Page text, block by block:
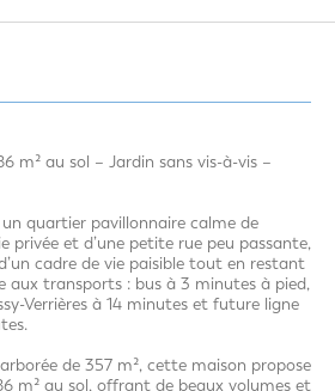
m² au sol – Jardin sans vis-à-vis –
quartier pavillonnaire calme de
privée et d’une petite rue peu passante,
cadre de vie paisible tout en restant
aux transports : bus à 3 minutes à pied,
Verrières à 14 minutes et future ligne
de 357 m², cette maison propose
m² au sol, offrant de beaux volumes et